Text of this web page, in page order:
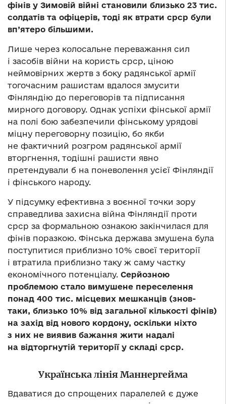
фінів у Зимовій війні становили близько 23 тис.
солдатів та офіцерів, тоді як втрати срср були
вп’ятеро більшими.
Лише через колосальне переважання сил
і засобів війни на користь срср, ціною
неймовірних жертв з боку радянської армії
тогочасним рашистам вдалося змусити
Фінляндію до переговорів та підписання
мирного договору. Однак успіхи фінської армії
на полі бою забезпечили фінському урядові
міцну переговорну позицію, бо якби
не фактичний розгром радянської армії
вторгнення, тодішні рашисти явно
претендували б на поневолення усієї Фінляндії
і фінського народу.
У підсумку ефективна з воєнної точки зору
справедлива захисна війна Фінляндії проти
срср за формальною ознакою закінчилася для
фінів поразкою. Фінська держава змушена була
поступитися приблизно 10% своєї території
і втратила приблизно таку ж саму частку
економічного потенціалу. Серйозною
проблемою стало вимушене переселення
понад 400 тис. місцевих мешканців (знов-
таки, близько 10% від загальної кількості фінів)
на захід від нового кордону, оскільки ніхто
з них не виявив бажання жити надалі
на відторгнутій території у складі срср.
Українська лінія Маннергейма
Вдаватися до спрощених паралелей є дуже